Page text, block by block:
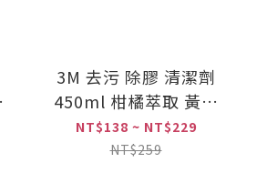
3M 去污 除膠 清潔劑
450ml 柑橘萃取 黃罐
除膠劑 殘膠
NT$138 ~ NT$229
NT$259